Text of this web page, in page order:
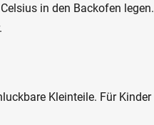
in den Backofen legen.
Kleinteile. Für Kinder